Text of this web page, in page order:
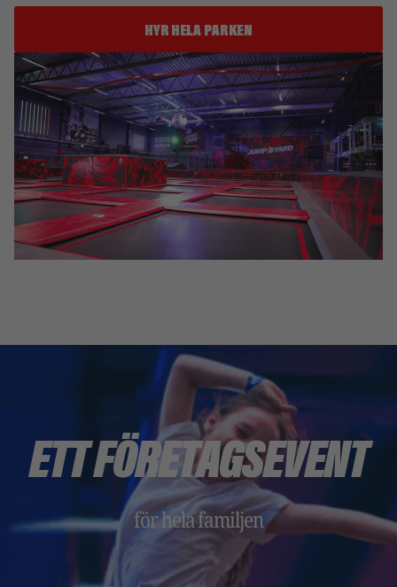
HYR HELA PARKEN
ETT FÖRETAGSEVENT
för hela familjen